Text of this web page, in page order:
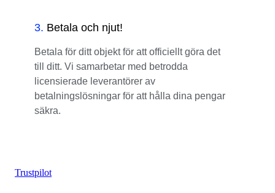
3. Betala och njut!
Betala för ditt objekt för att officiellt göra det
till ditt. Vi samarbetar med betrodda
licensierade leverantörer av
betalningslösningar för att hålla dina pengar
säkra.
Trustpilot